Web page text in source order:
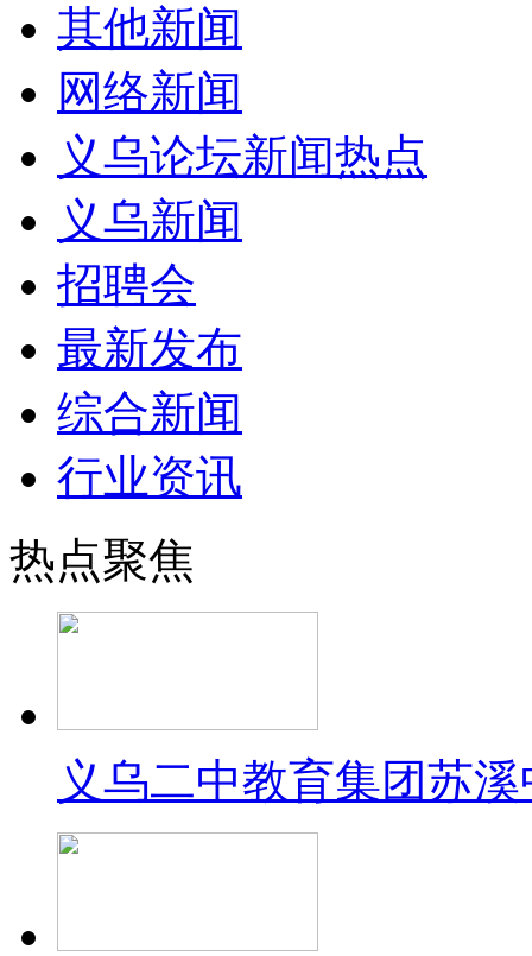
其他新闻
网络新闻
义乌论坛新闻热点
义乌新闻
招聘会
最新发布
综合新闻
行业资讯
热点聚焦
义乌二中教育集团苏